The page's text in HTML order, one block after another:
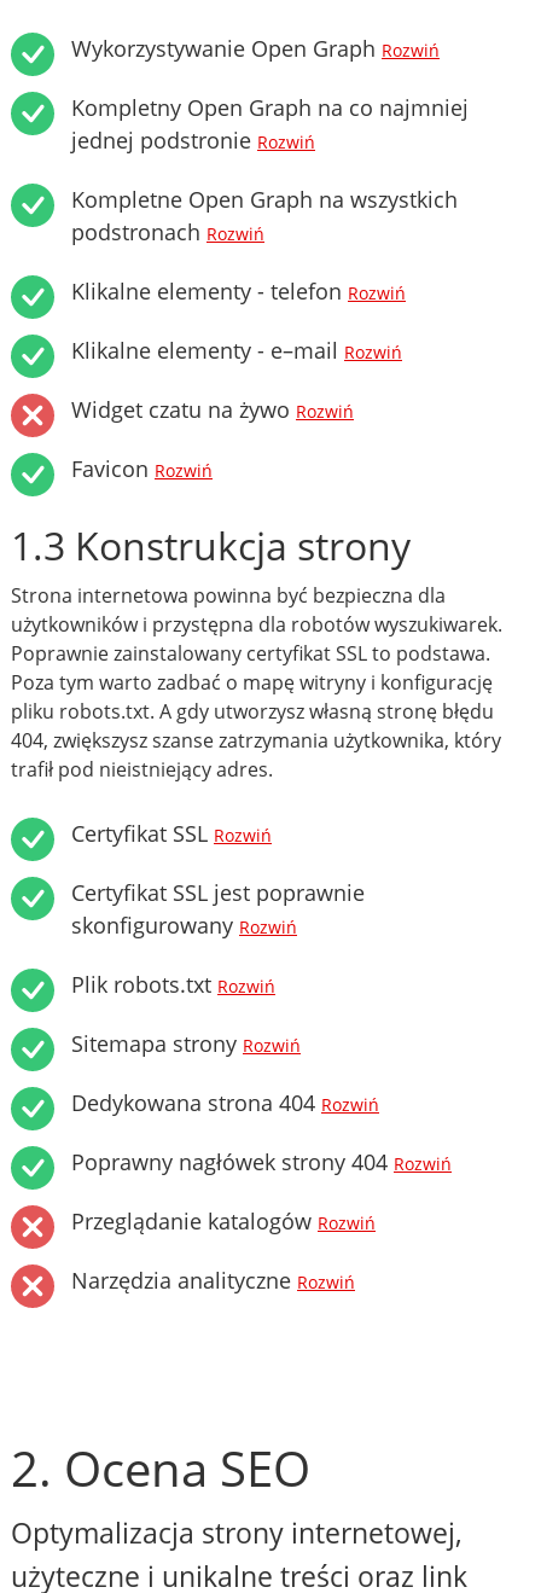
Wykorzystywanie Open Graph Rozwiń
Kompletny Open Graph na co najmniej
jednej podstronie Rozwiń
Kompletne Open Graph na wszystkich
podstronach Rozwiń
Klikalne elementy - telefon Rozwiń
Klikalne elementy - e–mail Rozwiń
Widget czatu na żywo Rozwiń
Favicon Rozwiń
1.3 Konstrukcja strony
Strona internetowa powinna być bezpieczna dla
użytkowników i przystępna dla robotów wyszukiwarek.
Poprawnie zainstalowany certyfikat SSL to podstawa.
Poza tym warto zadbać o mapę witryny i konfigurację
pliku robots.txt. A gdy utworzysz własną stronę błędu
404, zwiększysz szanse zatrzymania użytkownika, który
trafił pod nieistniejący adres.
Certyfikat SSL Rozwiń
Certyfikat SSL jest poprawnie
skonfigurowany Rozwiń
Plik robots.txt Rozwiń
Sitemapa strony Rozwiń
Dedykowana strona 404 Rozwiń
Poprawny nagłówek strony 404 Rozwiń
Przeglądanie katalogów Rozwiń
Narzędzia analityczne Rozwiń
2. Ocena SEO
Optymalizacja strony internetowej,
użyteczne i unikalne treści oraz link